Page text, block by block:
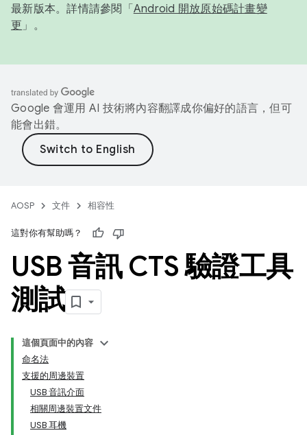
最新版本。詳情請參閱「 Android 開放原始碼計畫變
更 」。
Google 會運用 AI 技術將內容翻譯成你偏好的語言，但可
能會出錯。
AOSP 文件 相容性
這對你有幫助嗎？
USB 音訊 CTS 驗證工具
測試
這個頁面中的內容
命名法
支援的周邊裝置
USB 音訊介面
相關周邊裝置文件
USB 耳機